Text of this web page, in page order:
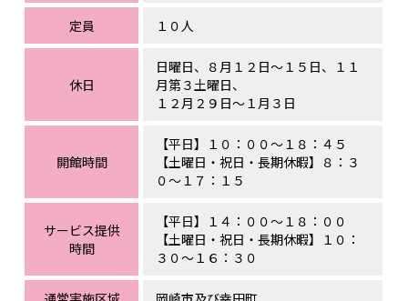
定員 １０人
休日
日曜日、８月１２日～１５日、１１
月第３土曜日、
１２月２９日～１月３日
開館時間
【平日】１０：００～１８：４５
【土曜日・祝日・長期休暇】８：３
０～１７：１５
サービス提供
時間
【平日】１４：００～１８：００
【土曜日・祝日・長期休暇】１０：
３０～１６：３０